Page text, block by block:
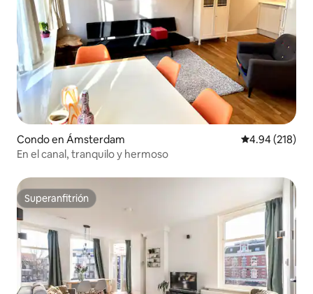
Condo en Ámsterdam Calificación
4.94 (218)
En el canal, tranquilo y hermoso
Superanfitrión
Superanfitrión